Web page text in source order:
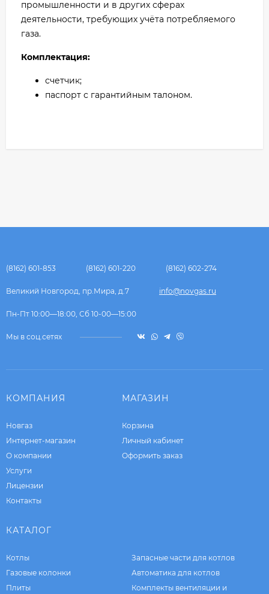
промышленности и в других сферах
деятельности, требующих учёта потребляемого
газа.
Комплектация:
счетчик;
паспорт с гарантийным талоном.
(8162) 601-853 (8162) 601-220 (8162) 602-274
Великий Новгород, пр.Мира, д.7 info@novgas.ru
Пн-Пт 10:00—18:00, Сб 10-00—15:00
Мы в соц.сетях
КОМПАНИЯ
Новгаз
Интернет-магазин
О компании
Услуги
Лицензии
Контакты
МАГАЗИН
Корзина
Личный кабинет
Оформить заказ
КАТАЛОГ
Котлы
Газовые колонки
Плиты
Запасные части для котлов
Автоматика для котлов
Комплекты вентиляции и